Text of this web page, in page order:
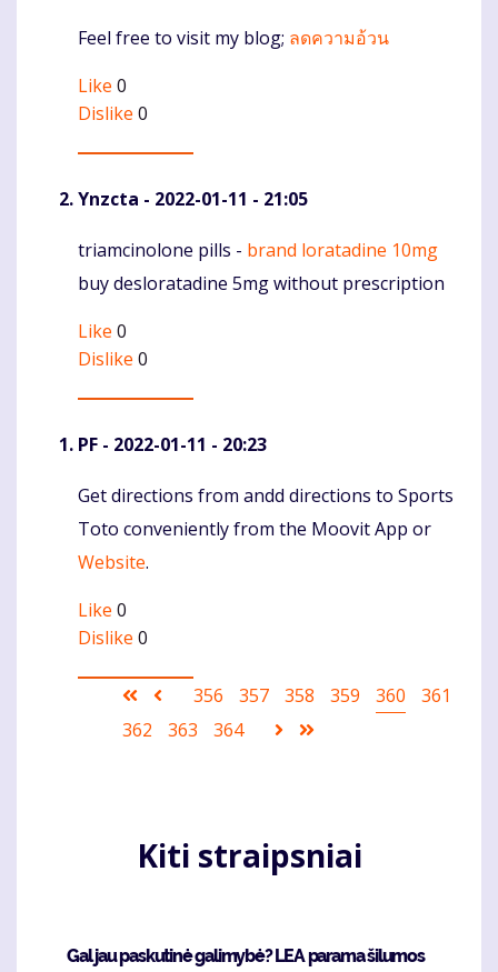
Feel free to visit my blog; ลดความอ้วน
Like 0
Dislike 0
Ynzcta - 2022-01-11 - 21:05
Komentaras
triamcinolone pills - brand loratadine 10mg
buy desloratadine 5mg without prescription
Like 0
Dislike 0
PF - 2022-01-11 - 20:23
Komentaras
Get directions from andd directions to Sports
Toto conveniently from the Moovit App or
Website.
Like 0
Dislike 0
Pagination
First
page
Ankstesnis
puslapis
Puslapis
356 Puslapis
357 Puslapis
358 Puslapis
359
Current
360 Puslapis
361
Puslapis
362 Puslapis
363 Puslapis
364
Sekantis
Kiti straipsniai
Gal jau paskutinė galimybė? LEA parama šilumos